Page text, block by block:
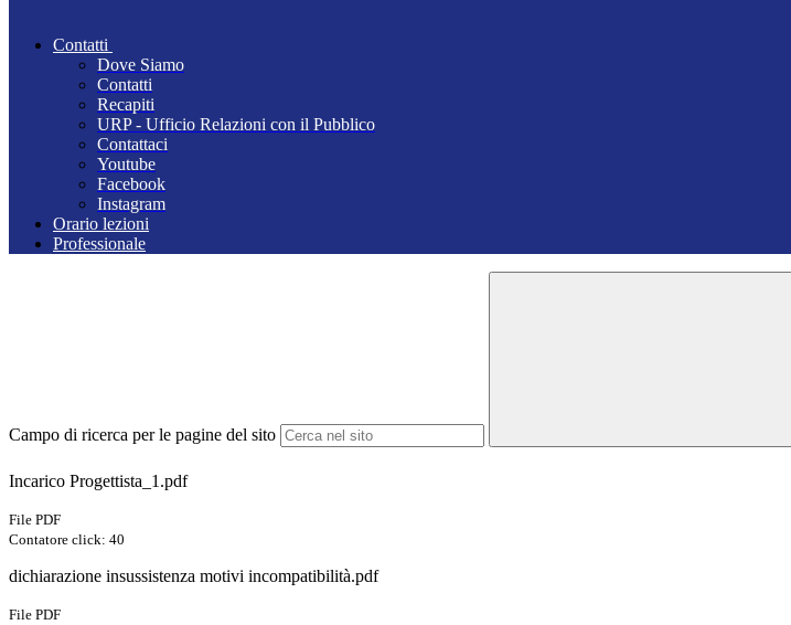
Contatti
Dove Siamo
Contatti
Recapiti
URP - Ufficio Relazioni con il Pubblico
Contattaci
Youtube
Facebook
Instagram
Orario lezioni
Professionale
Campo di ricerca per le pagine del sito
Incarico Progettista_1.pdf
File PDF
Contatore click: 40
dichiarazione insussistenza motivi incompatibilità.pdf
File PDF